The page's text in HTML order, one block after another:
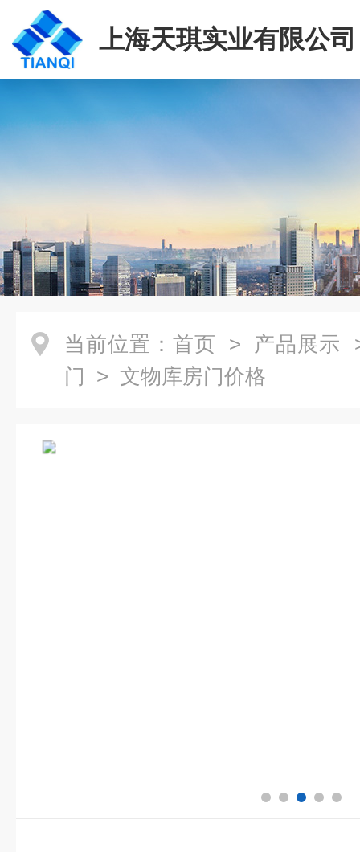
上海天琪实业有限公司
当前位置： 首页 > 产品展示
门 > 文物库房门价格